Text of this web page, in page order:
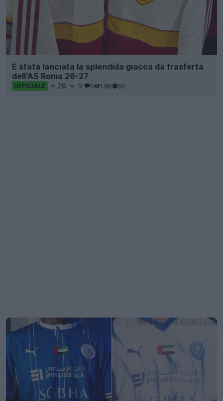
È stata lanciata la splendida giacca da trasferta
dell’AS Roma 26-27
UFFICIALE 28 5 0 1.8K 5h